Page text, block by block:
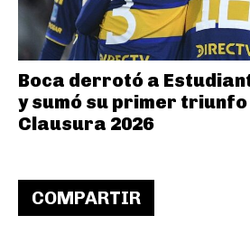
COMPARTIR
Boca derrotó a
y sumó su primer triunfo
Clausura 2026